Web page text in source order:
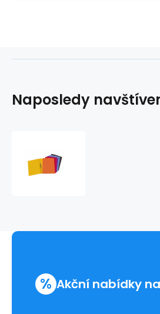
Naposledy
prešpanový
% Akční nabídky